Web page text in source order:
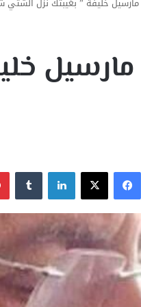
فيسبوك‫X لينكدإن